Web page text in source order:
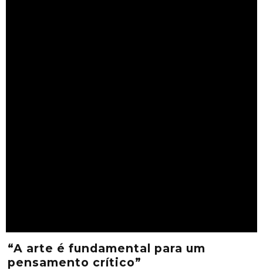
“A arte é fundamental para um
pensamento crítico”